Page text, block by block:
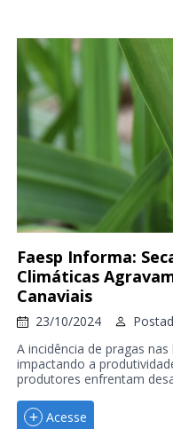
Faesp Informa:
Climáticas
Canaviais
23/10/2024
A incidência de pragas
impactando a
produtores enfrentam
Acesse